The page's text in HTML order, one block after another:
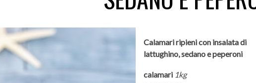
Calamari ripieni con insalata di
lattughino, sedano e peperoni
calamari 1kg